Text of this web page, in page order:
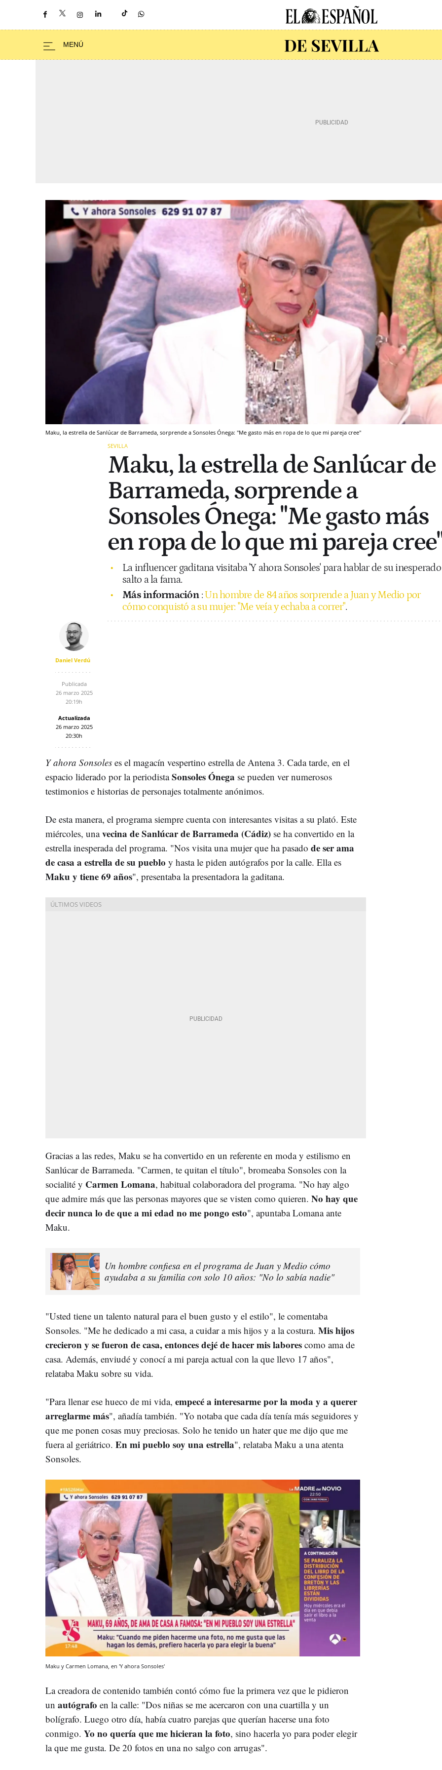
Maku, la estrella de Sanlúcar de Barrameda, sorprende a Sonsoles Ónega: "Me gasto más en ropa de lo que mi pareja cree"
SEVILLA
Maku, la estrella de Sanlúcar de
Barrameda, sorprende a
Sonsoles Ónega: "Me gasto más
en ropa de lo que mi pareja
La influencer gaditana visitaba 'Y ahora Sonsoles' para hablar de su inesperado
salto a la fama.
Más información : Un hombre de 84 años sorprende a Juan y Medio por
cómo conquistó a su mujer: "Me veía y echaba a correr".
Daniel Verdú
Publicada
26 marzo 2025
20:19h
Actualizada
26 marzo 2025
20:30h
Y ahora Sonsoles es el magacín vespertino estrella de Antena 3. Cada tarde, en el
espacio liderado por la periodistaSonsoles Ónega se pueden ver numerosos
testimonios e historias de personajes totalmente anónimos.
De esta manera, el programa siempre cuenta con interesantes visitas a su plató. Este
miércoles, unavecina de Sanlúcar de Barrameda (Cádiz) se ha convertido en la
estrella inesperada del programa. "Nos visita una mujer que ha pasado de ser ama
de casa a estrella de su pueblo y hasta le piden autógrafos por la calle. Ella es
Maku y tiene 69 años", presentaba la presentadora la gaditana.
Gracias a las redes, Maku se ha convertido en un referente en moda y estilismo en
Sanlúcar de Barrameda. "Carmen, te quitan el título", bromeaba Sonsoles con la
socialité y Carmen Lomana, habitual colaboradora del programa. "No hay algo
que admire más que las personas mayores que se visten como quieren. No hay que
decir nunca lo de que a mi edad no me pongo esto", apuntaba Lomana ante
Maku.
Un hombre confiesa en el programa de Juan y Medio cómo
ayudaba a su familia con solo 10 años: "No lo sabía nadie"
"Usted tiene un talento natural para el buen gusto y el estilo", le comentaba
Sonsoles. "Me he dedicado a mi casa, a cuidar a mis hijos y a la costura. Mis hijos
crecieron y se fueron de casa, entonces dejé de hacer mis labores como ama de
casa. Además, enviudé y conocí a mi pareja actual con la que llevo 17 años",
relataba Maku sobre su vida.
"Para llenar ese hueco de mi vida, empecé a interesarme por la moda y a querer
arreglarme más", añadía también. "Yo notaba que cada día tenía más seguidores y
que me ponen cosas muy preciosas. Solo he tenido un hater que me dijo que me
fuera al geriátrico. En mi pueblo soy una estrella", relataba Maku a una atenta
Sonsoles.
Maku y Carmen Lomana, en 'Y ahora Sonsoles'
La creadora de contenido también contó cómo fue la primera vez que le pidieron
un autógrafo en la calle: "Dos niñas se me acercaron con una cuartilla y un
bolígrafo. Luego otro día, había cuatro parejas que querían hacerse una foto
conmigo. Yo no quería que me hicieran la foto, sino hacerla yo para poder elegir
la que me gusta. De 20 fotos en una no salgo con arrugas".